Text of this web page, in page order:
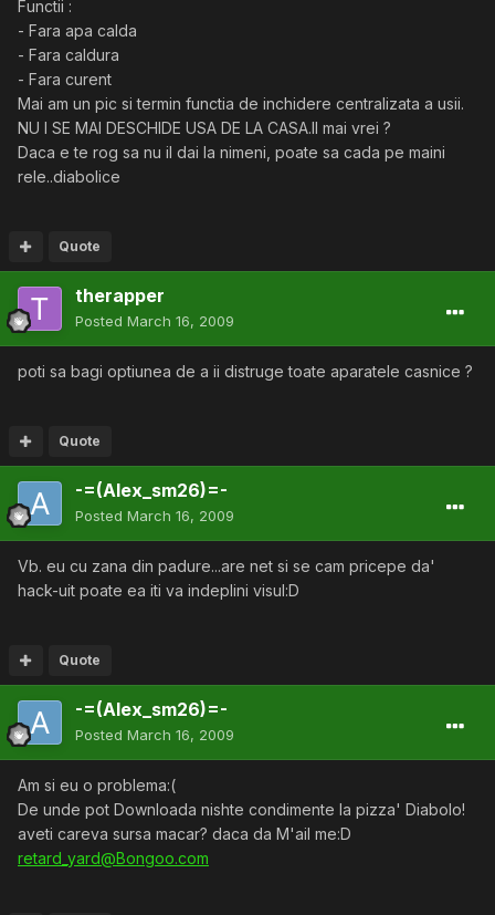
Functii :
- Fara apa calda
- Fara caldura
- Fara curent
Mai am un pic si termin functia de inchidere centralizata a usii.
NU I SE MAI DESCHIDE USA DE LA CASA.Il mai vrei ?
Daca e te rog sa nu il dai la nimeni, poate sa cada pe maini
rele..diabolice
Quote
therapper
Posted March 16, 2009
poti sa bagi optiunea de a ii distruge toate aparatele casnice ?
Quote
-=(Alex_sm26)=-
Posted March 16, 2009
Vb. eu cu zana din padure...are net si se cam pricepe da'
hack-uit poate ea iti va indeplini visul:D
Quote
-=(Alex_sm26)=-
Posted March 16, 2009
Am si eu o problema:(
De unde pot Downloada nishte condimente la pizza' Diabolo!
aveti careva sursa macar? daca da M'ail me:D
retard_yard@Bongoo.com